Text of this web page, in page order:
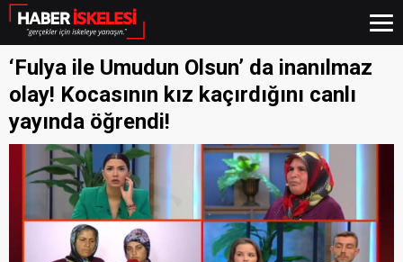
‘Fulya ile Umudun Olsun’ da inanılmaz
olay! Kocasının kız kaçırdığını canlı
yayında öğrendi!